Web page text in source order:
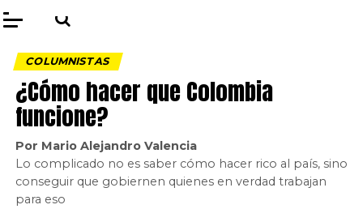
COLUMNISTAS
¿Cómo hacer que Colombia
funcione?
Por Mario Alejandro Valencia
Lo complicado no es saber cómo hacer rico al país, sino
conseguir que gobiernen quienes en verdad trabajan
para eso